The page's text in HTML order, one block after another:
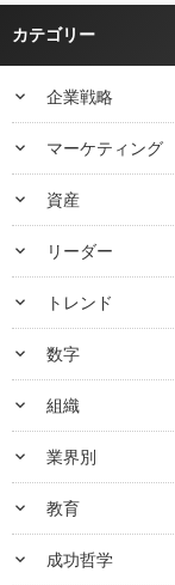
カテゴリー
keyboard_arrow_down 企業戦略
keyboard_arrow_down マーケティング
keyboard_arrow_down 資産
keyboard_arrow_down リーダー
keyboard_arrow_down トレンド
keyboard_arrow_down 数字
keyboard_arrow_down 組織
keyboard_arrow_down 業界別
keyboard_arrow_down 教育
keyboard_arrow_down 成功哲学